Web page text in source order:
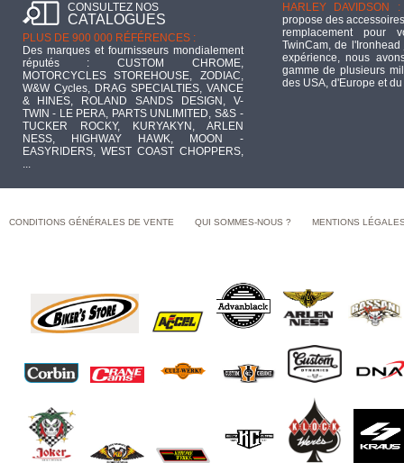
CONSULTEZ NOS
CATALOGUES
PLUS DE 900 000 RÉFÉRENCES :
Des marques et fournisseurs mondialement
réputés : CUSTOM CHROME,
MOTORCYCLES STOREHOUSE, ZODIAC,
W&W Cycles, DRAG SPECIALTIES, VANCE
& HINES, ROLAND SANDS DESIGN, V-
TWIN - LE PERA, PARTS UNLIMITED, S&S -
TUCKER ROCKY, KURYAKYN, ARLEN
NESS, HIGHWAY HAWK, MOON -
EASYRIDERS, WEST COAST CHOPPERS,
...
HARLEY DAVIDSON :
propose des
remplacement pour
TwinCam, de
expérience, nous
gamme de plusieurs
des USA, d'Europe et
CONDITIONS GÉNÉRALES DE VENTE QUI SOMMES-NOUS ? MENTIONS